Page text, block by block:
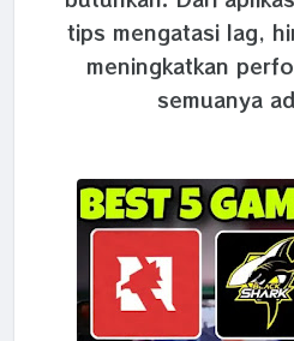
tips mengatasi lag,
meningkatkan
semuanya